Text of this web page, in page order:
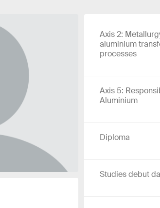
Axis 2:
aluminium
processes
Axis 5:
Aluminium
Diploma
Studies debut